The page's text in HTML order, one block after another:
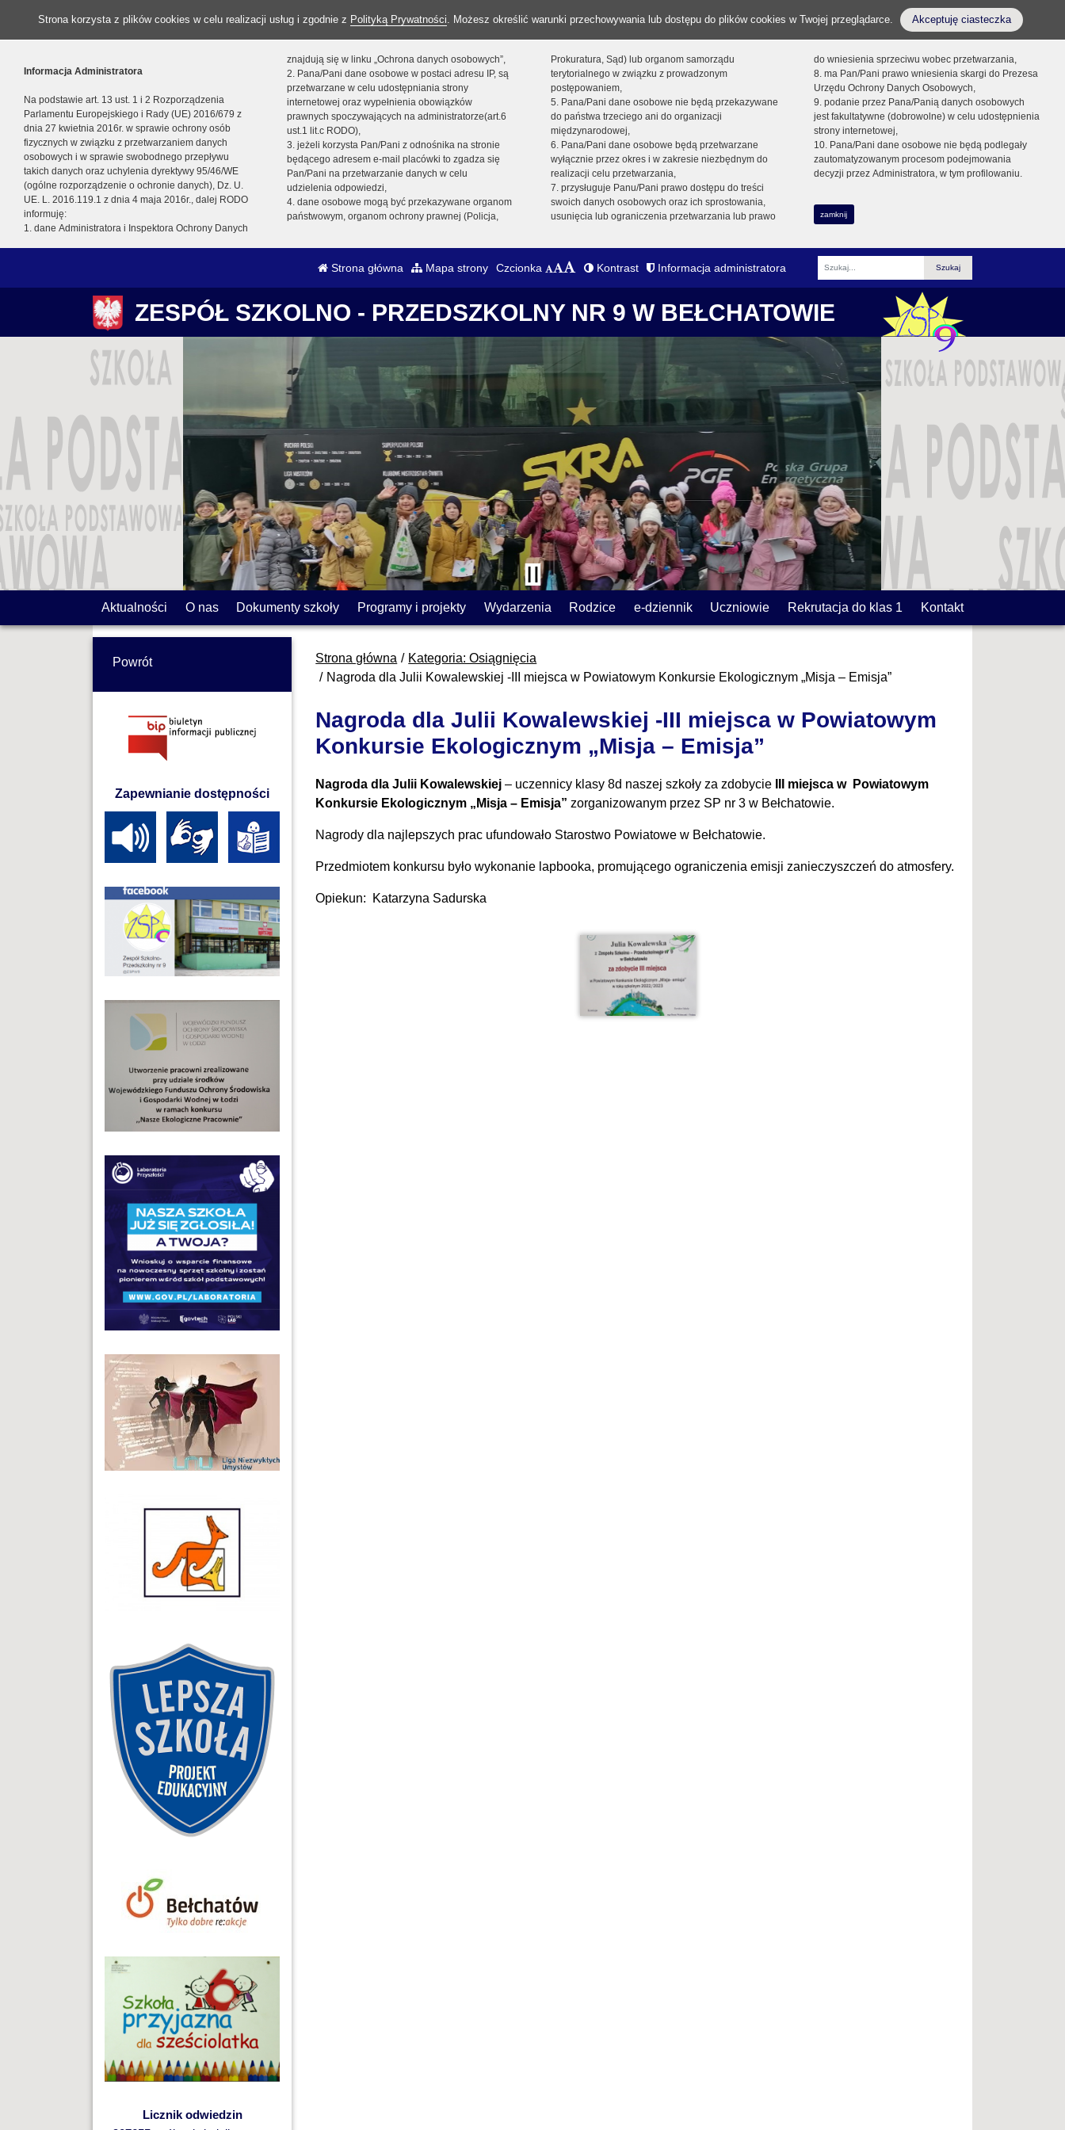
Strona korzysta z plików cookies w celu realizacji usług i zgodnie z Polityką Prywatności. Możesz określić warunki przechowywania lub dostępu do plików cookies w Twojej przeglądarce. Akceptuję ciasteczka
Informacja Administratora
Na podstawie art. 13 ust. 1 i 2 Rozporządzenia
Parlamentu Europejskiego i Rady (UE) 2016/679 z
dnia 27 kwietnia 2016r. w sprawie ochrony osób
fizycznych w związku z przetwarzaniem danych
osobowych i w sprawie swobodnego przepływu
takich danych oraz uchylenia dyrektywy 95/46/WE
(ogólne rozporządzenie o ochronie danych), Dz. U.
UE. L. 2016.119.1 z dnia 4 maja 2016r., dalej RODO
informuję:
1. dane Administratora i Inspektora Ochrony Danych
znajdują się w linku „Ochrona danych osobowych”,
2. Pana/Pani dane osobowe w postaci adresu IP, są
przetwarzane w celu udostępniania strony
internetowej oraz wypełnienia obowiązków
prawnych spoczywających na administratorze(art.6
ust.1 lit.c RODO),
3. jeżeli korzysta Pan/Pani z odnośnika na stronie
będącego adresem e-mail placówki to zgadza się
Pan/Pani na przetwarzanie danych w celu
udzielenia odpowiedzi,
4. dane osobowe mogą być przekazywane organom
państwowym, organom ochrony prawnej (Policja,
Prokuratura, Sąd) lub organom samorządu
terytorialnego w związku z prowadzonym
postępowaniem,
5. Pana/Pani dane osobowe nie będą przekazywane
do państwa trzeciego ani do organizacji
międzynarodowej,
6. Pana/Pani dane osobowe będą przetwarzane
wyłącznie przez okres i w zakresie niezbędnym do
realizacji celu przetwarzania,
7. przysługuje Panu/Pani prawo dostępu do treści
swoich danych osobowych oraz ich sprostowania,
usunięcia lub ograniczenia przetwarzania lub prawo
do wniesienia sprzeciwu wobec przetwarzania,
8. ma Pan/Pani prawo wniesienia skargi do Prezesa
Urzędu Ochrony Danych Osobowych,
9. podanie przez Pana/Panią danych osobowych
jest fakultatywne (dobrowolne) w celu udostępnienia
strony internetowej,
10. Pana/Pani dane osobowe nie będą podlegały
zautomatyzowanym procesom podejmowania
decyzji przez Administratora, w tym profilowaniu.
zamknij
Strona główna Mapa strony Czcionka Kontrast Informacja administratora
Fraza
ZESPÓŁ SZKOLNO - PRZEDSZKOLNY NR 9 W BEŁCHATOWIE
Aktualności O nas Dokumenty szkoły Programy i projekty Wydarzenia Rodzice e-dziennik Uczniowie Rekrutacja do klas 1 Kontakt
Strona główna
Kategoria: Osiągnięcia
Nagroda dla Julii Kowalewskiej -III miejsca w Powiatowym Konkursie Ekologicznym „Misja – Emisja”
Nagroda dla Julii Kowalewskiej -III miejsca w Powiatowym
Konkursie Ekologicznym „Misja – Emisja”
Nagroda dla Julii Kowalewskiej– uczennicy klasy 8d naszej szkoły za zdobycie III miejsca w Powiatowym
Konkursie Ekologicznym „Misja – Emisja” zorganizowanym przez SP nr 3 w Bełchatowie.
Nagrody dla najlepszych prac ufundowało Starostwo Powiatowe w Bełchatowie.
Przedmiotem konkursu było wykonanie lapbooka, promującego ograniczenia emisji zanieczyszczeń do atmosfery.
Opiekun: Katarzyna Sadurska
Powrót
Zapewnianie dostępności
Licznik odwiedzin